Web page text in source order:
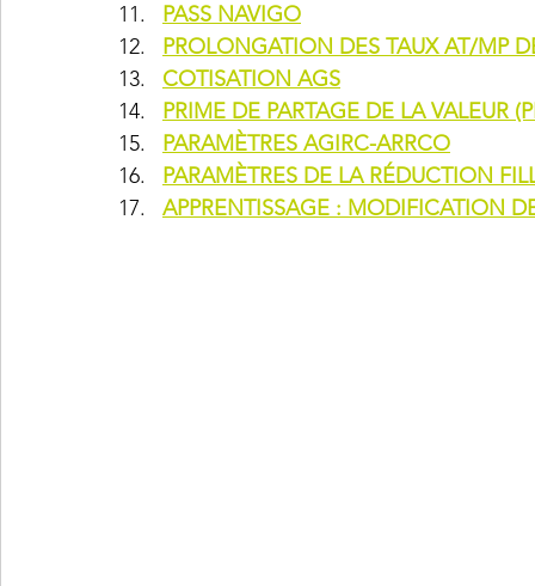
PASS NAVIGO
PROLONGATION DES TAUX AT/MP
COTISATION AGS
PRIME DE PARTAGE DE LA VALEUR
PARAMÈTRES AGIRC-ARRCO
PARAMÈTRES DE LA RÉDUCTION
APPRENTISSAGE : MODIFICATION